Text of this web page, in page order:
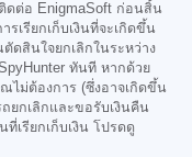
ดต่อ EnigmaSoft ก่อนสิ้น
รเรียกเก็บเงินที่จะเกิดขึ้น
ดสินใจยกเลิกในระหว่าง
ทันที หากด้วย
ไม่ต้องการ (ซึ่งอาจเกิดขึ้น
ยกเลิกและขอรับเงินคืน
เรียกเก็บเงิน โปรดดู